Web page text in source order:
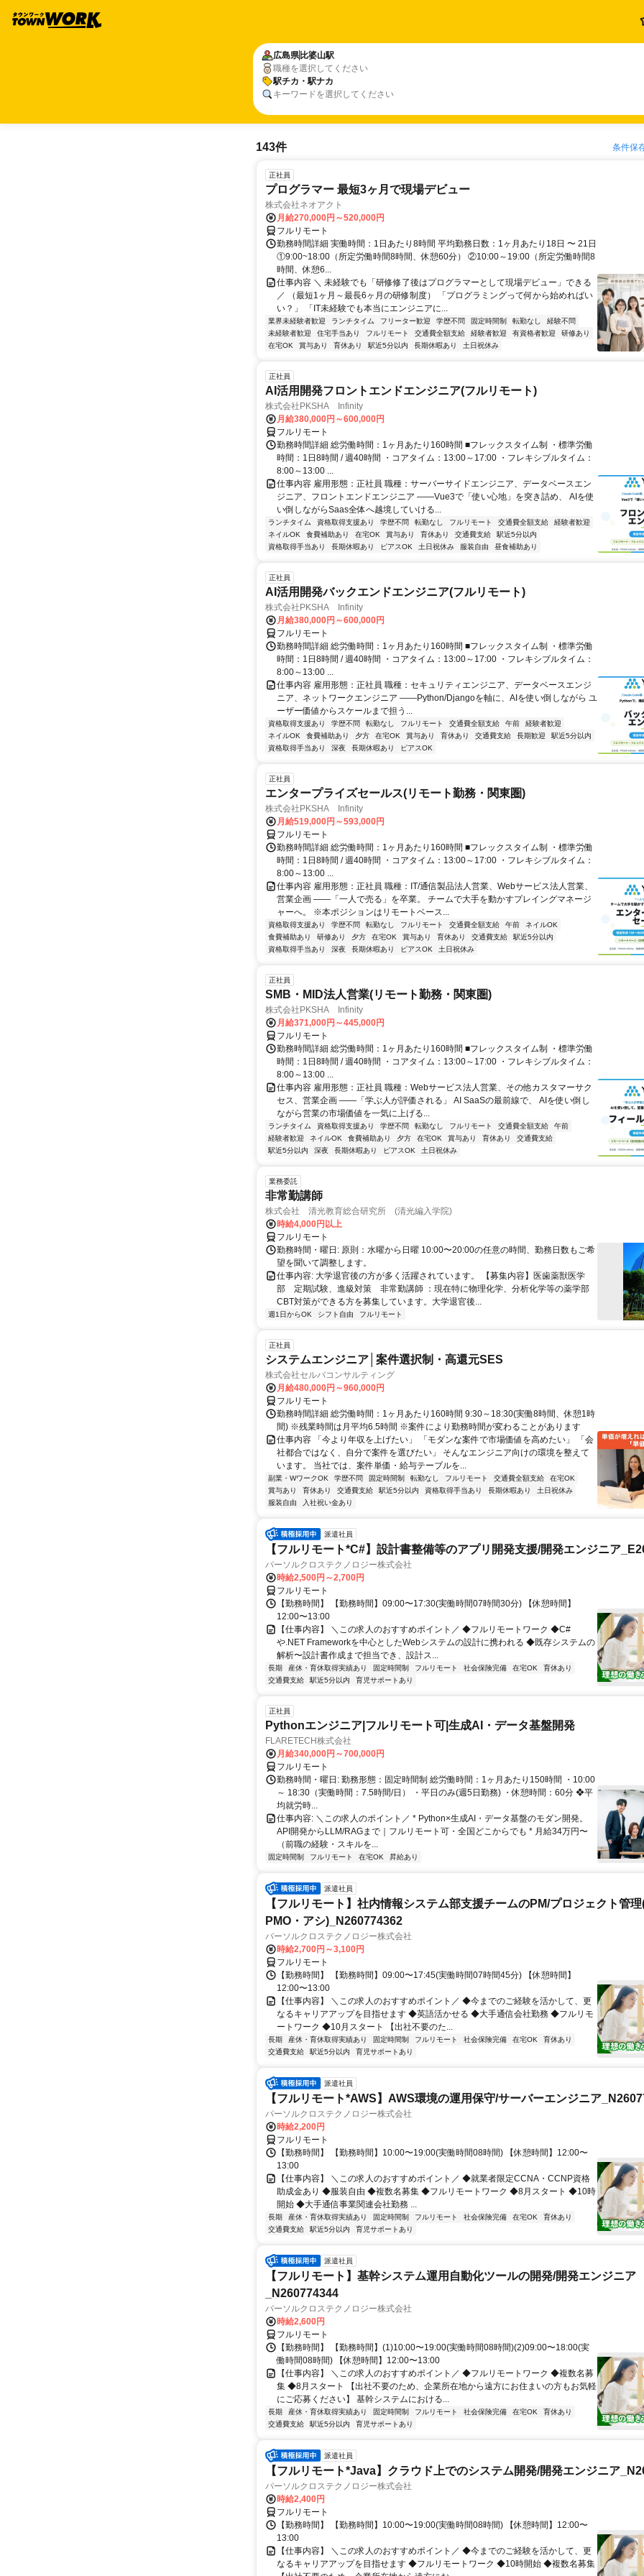
広島県 比婆山駅
職種を選択してください
駅チカ・駅ナカ
キーワードを選択してください
143件 条件保
正社員
プログラマー 最短3ヶ月で現場デビュー
株式会社ネオアクト
月給270,000円～520,000円
フルリモート
勤務時間詳細 実働時間：1日あたり8時間 平均勤務日数：1ヶ月あたり18日 〜 21日
①9:00~18:00（所定労働時間8時間、休憩60分） ②10:00～19:00（所定労働時間8
時間、休憩6...
仕事内容 ＼ 未経験でも「研修修了後はプログラマーとして現場デビュー」できる
／ （最短1ヶ月～最長6ヶ月の研修制度） 「プログラミングって何から始めればい
い？」 「IT未経験でも本当にエンジニアに...
業界未経験者歓迎 ランチタイム フリーター歓迎 学歴不問 固定時間制 転勤なし
経験不問
未経験者歓迎
住宅手当あり フルリモート 交通費全額支給 経験者歓迎 有資格者歓迎
研修あり
在宅OK
賞与あり 育休あり 駅近5分以内 長期休暇あり 土日祝休み
正社員
AI活用開発フロントエンドエンジニア(フルリモート)
株式会社PKSHA Infinity
月給380,000円～600,000円
フルリモート
勤務時間詳細 総労働時間：1ヶ月あたり160時間 ■フレックスタイム制 ・標準労働
時間：1日8時間 / 週40時間 ・コアタイム：13:00～17:00 ・フレキシブルタイム：
8:00～13:00 ...
仕事内容 雇用形態：正社員 職種：サーバーサイドエンジニア、データベースエン
ジニア、フロントエンドエンジニア ――Vue3で「使い心地」を突き詰め、 AIを使
い倒しながらSaas全体へ越境していける...
ランチタイム 資格取得支援あり 学歴不問 転勤なし フルリモート 交通費全額支給
経験者歓迎
ネイルOK
食費補助あり 在宅OK 賞与あり 育休あり 交通費支給
駅近5分以内
資格取得手当あり
長期休暇あり ピアスOK 土日祝休み 服装自由 昼食補助あり
正社員
AI活用開発バックエンドエンジニア(フルリモート)
株式会社PKSHA Infinity
月給380,000円～600,000円
フルリモート
勤務時間詳細 総労働時間：1ヶ月あたり160時間 ■フレックスタイム制 ・標準労働
時間：1日8時間 / 週40時間 ・コアタイム：13:00～17:00 ・フレキシブルタイム：
8:00～13:00 ...
仕事内容 雇用形態：正社員 職種：セキュリティエンジニア、データベースエンジ
ニア、ネットワークエンジニア ――Python/Djangoを軸に、AIを使い倒しながら ユ
ーザー価値からスケールまで担う...
資格取得支援あり 学歴不問 転勤なし フルリモート 交通費全額支給 午前
経験者歓迎
ネイルOK
食費補助あり 夕方 在宅OK 賞与あり 育休あり 交通費支給 長期歓迎
駅近5分以内
資格取得手当あり
深夜 長期休暇あり ピアスOK
正社員
エンタープライズセールス(リモート勤務・関東圏)
株式会社PKSHA Infinity
月給519,000円～593,000円
フルリモート
勤務時間詳細 総労働時間：1ヶ月あたり160時間 ■フレックスタイム制 ・標準労働
時間：1日8時間 / 週40時間 ・コアタイム：13:00～17:00 ・フレキシブルタイム：
8:00～13:00 ...
仕事内容 雇用形態：正社員 職種：IT/通信製品法人営業、Webサービス法人営業、
営業企画 ――「一人で売る」を卒業。 チームで大手を動かすプレイングマネージ
ャーへ。 ※本ポジションはリモートベース...
資格取得支援あり 学歴不問 転勤なし フルリモート 交通費全額支給 午前
ネイルOK
食費補助あり
研修あり 夕方 在宅OK 賞与あり 育休あり 交通費支給
駅近5分以内
資格取得手当あり
深夜 長期休暇あり ピアスOK 土日祝休み
正社員
SMB・MID法人営業(リモート勤務・関東圏)
株式会社PKSHA Infinity
月給371,000円～445,000円
フルリモート
勤務時間詳細 総労働時間：1ヶ月あたり160時間 ■フレックスタイム制 ・標準労働
時間：1日8時間 / 週40時間 ・コアタイム：13:00～17:00 ・フレキシブルタイム：
8:00～13:00 ...
仕事内容 雇用形態：正社員 職種：Webサービス法人営業、その他カスタマーサク
セス、営業企画 ――「学ぶ人が評価される」 AI SaaSの最前線で、 AIを使い倒し
ながら営業の市場価値を一気に上げる...
ランチタイム 資格取得支援あり 学歴不問 転勤なし フルリモート 交通費全額支給
午前
経験者歓迎
ネイルOK 食費補助あり 夕方 在宅OK 賞与あり 育休あり
交通費支給
駅近5分以内
深夜 長期休暇あり ピアスOK 土日祝休み
業務委託
非常勤講師
株式会社 清光教育総合研究所 (清光編入学院)
時給4,000円以上
フルリモート
勤務時間・曜日: 原則：水曜から日曜 10:00〜20:00の任意の時間、勤務日数もご希
望を聞いて調整します。
仕事内容: 大学退官後の方が多く活躍されています。 【募集内容】医歯薬獣医学
部 定期試験、進級対策 非常勤講師 ：現在特に物理化学、分析化学等の薬学部
CBT対策ができる方を募集しています。大学退官後...
週1日からOK シフト自由 フルリモート
正社員
システムエンジニア│案件選択制・高還元SES
株式会社セルバコンサルティング
月給480,000円～960,000円
フルリモート
勤務時間詳細 総労働時間：1ヶ月あたり160時間 9:30～18:30(実働8時間、休憩1時
間) ※残業時間は月平均6.5時間 ※案件により勤務時間が変わることがあります
仕事内容 「今より年収を上げたい」 「モダンな案件で市場価値を高めたい」 「会
社都合ではなく、自分で案件を選びたい」 そんなエンジニア向けの環境を整えて
います。 当社では、案件単価・給与テーブルを...
副業・WワークOK 学歴不問 固定時間制 転勤なし フルリモート 交通費全額支給
在宅OK
賞与あり
育休あり 交通費支給 駅近5分以内 資格取得手当あり 長期休暇あり
土日祝休み
服装自由
入社祝い金あり
派遣社員
【フルリモート*C#】設計書整備等のアプリ開発支援/開発エンジニア
パーソルクロステクノロジー株式会社
時給2,500円～2,700円
フルリモート
【勤務時間】 【勤務時間】09:00〜17:30(実働時間07時間30分) 【休憩時間】
12:00〜13:00
【仕事内容】 ＼この求人のおすすめポイント／ ◆フルリモートワーク ◆C#
や.NET Frameworkを中心としたWebシステムの設計に携われる ◆既存システムの
解析〜設計書作成まで担当でき、設計ス...
長期 産休・育休取得実績あり 固定時間制 フルリモート 社会保険完備 在宅OK
育休あり
交通費支給
駅近5分以内 育児サポートあり
正社員
Pythonエンジニア|フルリモート可|生成AI・データ基盤開発
FLARETECH株式会社
月給340,000円～700,000円
フルリモート
勤務時間・曜日: 勤務形態：固定時間制 総労働時間：1ヶ月あたり150時間 ・10:00
～ 18:30（実働時間：7.5時間/日） ・平日のみ(週5日勤務) ・休憩時間：60分 ❖平
均就労時...
仕事内容: ＼この求人のポイント／ * Python×生成AI・データ基盤のモダン開発。
API開発からLLM/RAGまで｜フルリモート可・全国どこからでも * 月給34万円〜
（前職の経験・スキルを...
固定時間制 フルリモート 在宅OK 昇給あり
派遣社員
【フルリモート】社内情報システム部支援チームのPM/プロジェクト管
PMO・アシ)_N260774362
パーソルクロステクノロジー株式会社
時給2,700円～3,100円
フルリモート
【勤務時間】 【勤務時間】09:00〜17:45(実働時間07時間45分) 【休憩時間】
12:00〜13:00
【仕事内容】 ＼この求人のおすすめポイント／ ◆今までのご経験を活かして、更
なるキャリアアップを目指せます ◆英語活かせる ◆大手通信会社勤務 ◆フルリモ
ートワーク ◆10月スタート 【出社不要のた...
長期 産休・育休取得実績あり 固定時間制 フルリモート 社会保険完備 在宅OK
育休あり
交通費支給
駅近5分以内 育児サポートあり
派遣社員
【フルリモート*AWS】AWS環境の運用保守/サーバーエンジニア
パーソルクロステクノロジー株式会社
時給2,200円
フルリモート
【勤務時間】 【勤務時間】10:00〜19:00(実働時間08時間) 【休憩時間】12:00〜
13:00
【仕事内容】 ＼この求人のおすすめポイント／ ◆就業者限定CCNA・CCNP資格
助成金あり ◆服装自由 ◆複数名募集 ◆フルリモートワーク ◆8月スタート ◆10時
開始 ◆大手通信事業関連会社勤務 ...
長期 産休・育休取得実績あり 固定時間制 フルリモート 社会保険完備 在宅OK
育休あり
交通費支給
駅近5分以内 育児サポートあり
派遣社員
【フルリモート】基幹システム運用自動化ツールの開発/開発エンジニア
_N260774344
パーソルクロステクノロジー株式会社
時給2,600円
フルリモート
【勤務時間】 【勤務時間】(1)10:00〜19:00(実働時間08時間)(2)09:00〜18:00(実
働時間08時間) 【休憩時間】12:00〜13:00
【仕事内容】 ＼この求人のおすすめポイント／ ◆フルリモートワーク ◆複数名募
集 ◆8月スタート 【出社不要のため、企業所在地から遠方にお住まいの方もお気軽
にご応募ください】 基幹システムにおける...
長期 産休・育休取得実績あり 固定時間制 フルリモート 社会保険完備 在宅OK
育休あり
交通費支給
駅近5分以内 育児サポートあり
派遣社員
【フルリモート*Java】クラウド上でのシステム開発/開発エンジニア
パーソルクロステクノロジー株式会社
時給2,400円
フルリモート
【勤務時間】 【勤務時間】10:00〜19:00(実働時間08時間) 【休憩時間】12:00〜
13:00
【仕事内容】 ＼この求人のおすすめポイント／ ◆今までのご経験を活かして、更
なるキャリアアップを目指せます ◆フルリモートワーク ◆10時開始 ◆複数名募集